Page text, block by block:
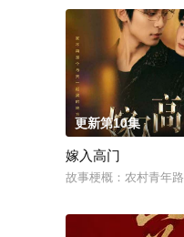
更新第10集
嫁入高门
故事梗概：农村青年